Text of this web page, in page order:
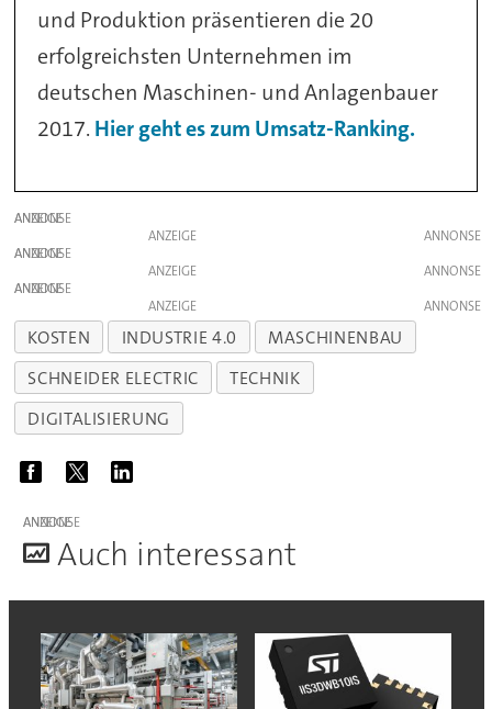
und Produktion präsentieren die 20
erfolgreichsten Unternehmen im
deutschen Maschinen- und Anlagenbauer
2017. Hier geht es zum Umsatz-Ranking.
ANZEIGE
ANZEIGE
ANZEIGE
ANZEIGE
ANZEIGE
ANZEIGE
KOSTEN INDUSTRIE 4.0
MASCHINENBAU
SCHNEIDER ELECTRIC
TECHNIK
DIGITALISIERUNG
ANZEIGE
Auch interessant